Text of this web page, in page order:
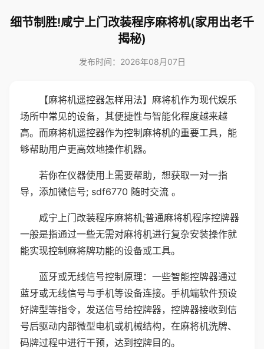
细节制胜!咸宁上门改装程序麻将机(家用出老千
揭秘)
发布时间：2026年08月07日
【麻将机遥控器怎样用法】麻将机作为现代娱乐
场所中常见的设备，其便捷性与智能化程度越来越
高。而麻将机遥控器作为控制麻将机的重要工具，能
够帮助用户更高效地操作机器。
若你在仪器使用上需要帮助，想获取一对一指
导，添加微信号; sdf6770 随时交流 。
咸宁上门改装程序麻将机;普通麻将机程序控牌器
一般是指通过一些无需对麻将机进行复杂安装操作就
能实现控制麻将牌功能的设备或工具。
蓝牙或无线信号控制原理：一些智能控牌器通过
蓝牙或无线信号与手机等设备连接。手机端软件预设
好牌型等指令，发送信号给控牌器，控牌器接收到信
号后驱动内部微型电机或机械结构，在麻将机洗牌、
码牌过程中进行干预，达到控牌目的。